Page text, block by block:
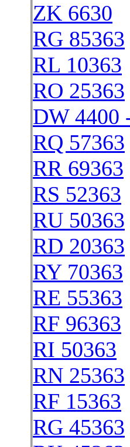
ZK 6630
RG 85363
RL 10363
RO 25363
DW 4400
RQ 57363
RR 69363
RS 52363
RU 50363
RD 20363
RY 70363
RE 55363
RF 96363
RI 50363
RN 25363
RF 15363
RG 45363